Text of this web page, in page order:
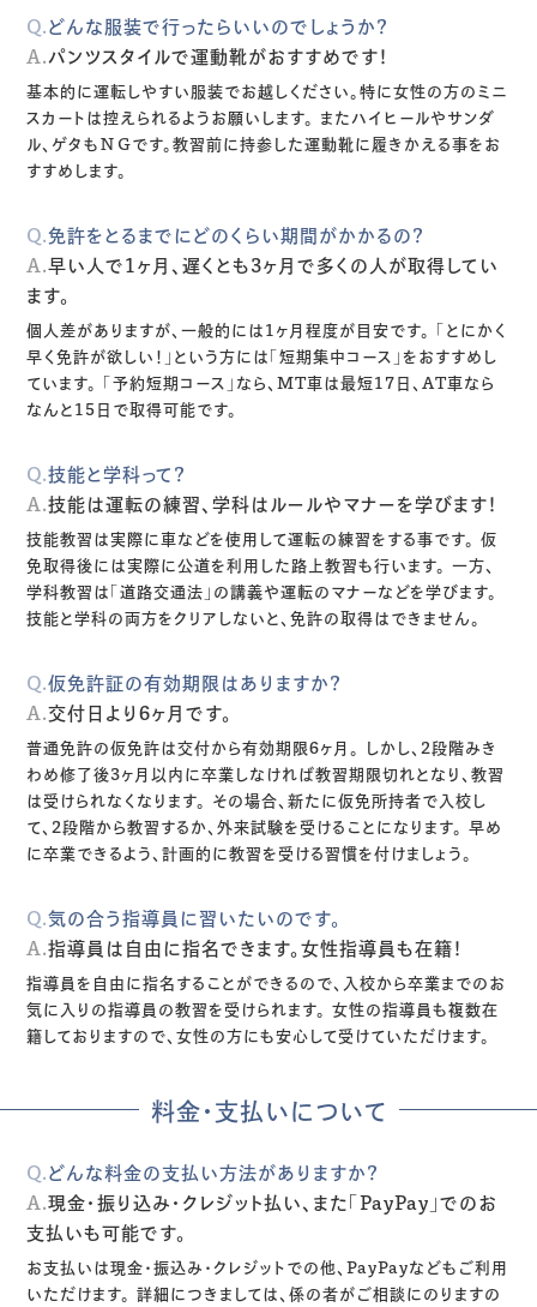
Q.どんな服装で行ったらいいのでしょうか？
A.パンツスタイルで運動靴がおすすめです！
基本的に運転しやすい服装でお越しください。特に女性の方のミニ
スカートは控えられるようお願いします。 またハイヒールやサンダ
ル、ゲタもＮＧです。教習前に持参した運動靴に履きかえる事をお
すすめします。
Q.免許をとるまでにどのくらい期間がかかるの？
A.早い人で1ヶ月、遅くとも3ヶ月で多くの人が取得してい
ます。
個人差がありますが、一般的には1ヶ月程度が目安です。 「とにかく
早く免許が欲しい！」という方には「短期集中コース」をおすすめし
ています。 「予約短期コース」なら、MT車は最短17日、AT車なら
なんと15日で取得可能です。
Q.技能と学科って？
A.技能は運転の練習、学科はルールやマナーを学びます！
技能教習は実際に車などを使用して運転の練習をする事です。 仮
免取得後には実際に公道を利用した路上教習も行います。 一方、
学科教習は「道路交通法」の講義や運転のマナーなどを学びます。
技能と学科の両方をクリアしないと、免許の取得はできません。
Q.仮免許証の有効期限はありますか？
A.交付日より6ヶ月です。
普通免許の仮免許は交付から有効期限6ヶ月。 しかし、2段階みき
わめ修了後3ヶ月以内に卒業しなければ教習期限切れとなり、教習
は受けられなくなります。 その場合、新たに仮免所持者で入校し
て、2段階から教習するか、外来試験を受けることになります。 早め
に卒業できるよう、計画的に教習を受ける習慣を付けましょう。
Q.気の合う指導員に習いたいのです。
A.指導員は自由に指名できます。女性指導員も在籍！
指導員を自由に指名することができるので、入校から卒業までのお
気に入りの指導員の教習を受けられます。 女性の指導員も複数在
籍しておりますので、女性の方にも安心して受けていただけます。
料金・支払いについて
Q.どんな料金の支払い方法がありますか？
A.現金・振り込み・クレジット払い、 また「PayPay」でのお
支払いも可能です。
お支払いは現金・振込み・クレジットでの他、PayPayなどもご利用
いただけます。 詳細につきましては、係の者がご相談にのりますの